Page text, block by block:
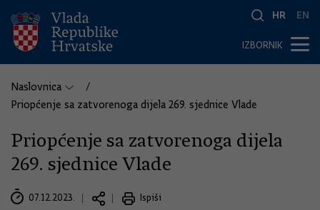
HR EN
IZBORNIK
Naslovnica
Priopćenje sa zatvorenoga dijela 269. sjednice Vlade
Priopćenje sa zatvorenoga dijela
269. sjednice Vlade
07.12.2023. Ispiši